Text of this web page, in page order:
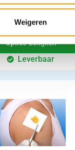
Weigeren
Opties bekijken
Leverbaar